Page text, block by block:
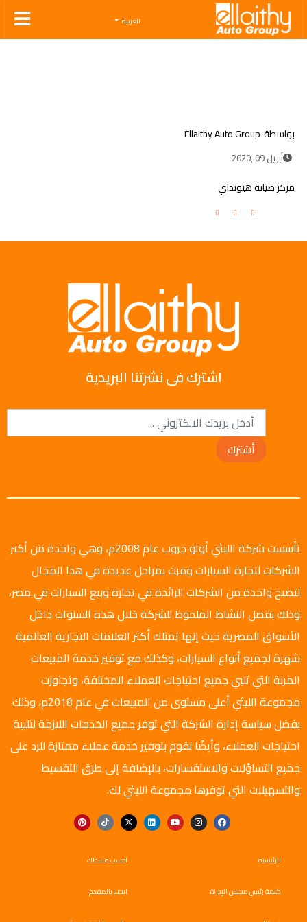
Ellaithy Auto Group
العربية
بواسطة Ellaithy Auto Group
أبريل 09 ,2020
مركز صيانة هيونداي
اشترك فى نشرتنا البريدية
أشترك
تأسست شركة الليثي أوتو جروب عام 2008م، وهي واحدة من أكبر
الشركات لتجارة السيارات ومرت بمراحل عديدة في هذا المجال
لتصبح واحدة من الشركات الرائدة في تجارة وبيع السيارات في مصر،
وذلك بفضل النشاط الملحوظ للشركة خلال هذه السنوات داخل
الأسواق المصرية حيث إنها تمتلك أكثر العلامات التجارية العالمية
شهرة لجميع أنواع السيارات، وكذلك مع توفير خدمة المبيعات
المرنة التي تلبي جميع احتياجات العملاء المختلفة، وتجاوزت
مجموعة الليثي أعلى مستوى من المبيعات في عام 2018م، وذلك
بفضل سياسة إدارة الشركة التي توفر جميع الخدمات اللازمة لتلبية
احتياجات العملاء، وأيضًا نقوم بتوفير خدمة عملاء ممتازة للرد على
جميع التساؤلات والاستفسارات، بالإضافة إلى طرق التقسيط
والتسهيلات التي توفرها مجموعة الليثي لك.
الرئيسية
كلمة رئيس مجلس الإدراة
احسب قسطك
ابحث بالمقدم